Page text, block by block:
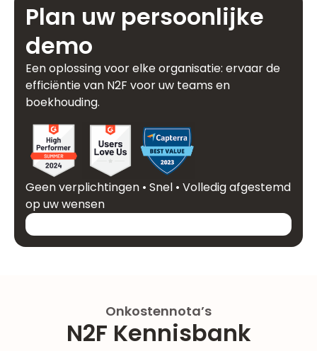
Plan uw persoonlijke
demo
Een oplossing voor elke organisatie: ervaar de
efficiëntie van N2F voor uw teams en
boekhouding.
Geen verplichtingen • Snel • Volledig afgestemd
op uw wensen
Onkostennota’s
N2F Kennisbank